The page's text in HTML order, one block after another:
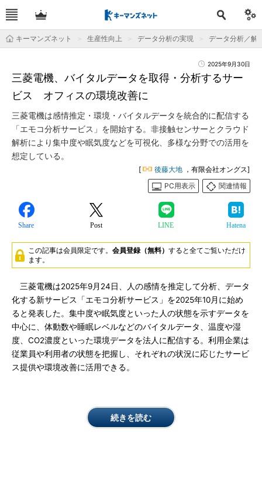
キーマンズネット 生産性向上 データ分析の実現 データ分析／解
2025年9月30日
三菱電機、バイタルデータを取得・分析するサー
ビス オフィスの環境改善に
三菱電機は感情推定・環境・バイタルデータを統合的に配信する
「エモコ分析サービス」を開始する。非接触センサーとクラウド
解析により集中度や眠気度などを可視化、多様な分野での活用を
想定している。
[ 後藤大地 ，有限会社オングス]
PC用表示
関連情報
Share Post LINE Hatena
この記事は会員限定です。 会員登録（無料） すると全てご覧いただけ
ます。
三菱電機は2025年9月24日、人の感情を推定して分析、データ
化する新サービス「エモコ分析サービス」を2025年10月に始め
ると発表した。集中度や眠気度といった人の状態を示すデータを
中心に、体動数や睡眠レベルなどのバイタルデータ、温度や湿
度、CO2濃度といった環境データを法人に配信する。利用企業は
従業員や利用者の状態を把握し、それぞれの状況に応じたサービ
ス提供や環境改善に活用できる。
続きを読む